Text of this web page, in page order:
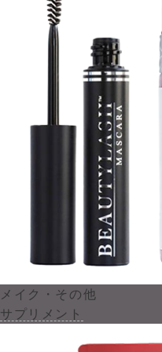
メイク・その他
サプリメント